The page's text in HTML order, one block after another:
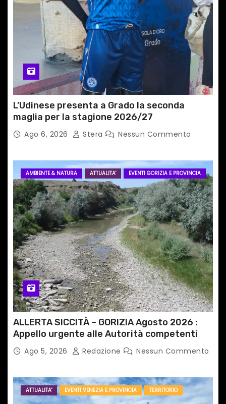
i
L’Udinese presenta a Grado la seconda
maglia per la stagione 2026/27
Ago 6, 2026 Stera Nessun Commento
AMBIENTE & NATURA ATTUALITA' EVENTI GORIZIA E PROVINCIA
ALLERTA SICCITÀ – GORIZIA Agosto 2026 :
Appello urgente alle Autorità competenti
Ago 5, 2026 Redazione Nessun Commento
ATTUALITA' EVENTI VENEZIA E PROVINCIA TERRITORIO